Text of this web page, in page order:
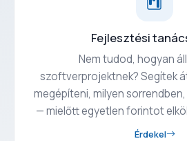
Fejlesztési
Nem tudod, hogyan
szoftverprojektnek? Segítek
megépíteni, milyen sorrendben,
— mielőtt egyetlen forintot
Érdekel